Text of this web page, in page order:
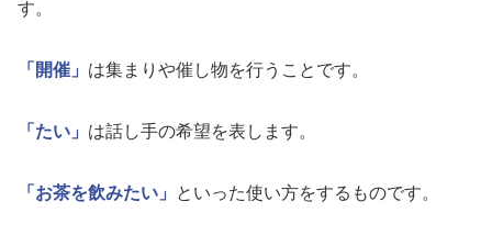
す。
「開催」 は集まりや催し物を行うことです。
「たい」 は話し手の希望を表します。
「お茶を飲みたい」 といった使い方をするものです。